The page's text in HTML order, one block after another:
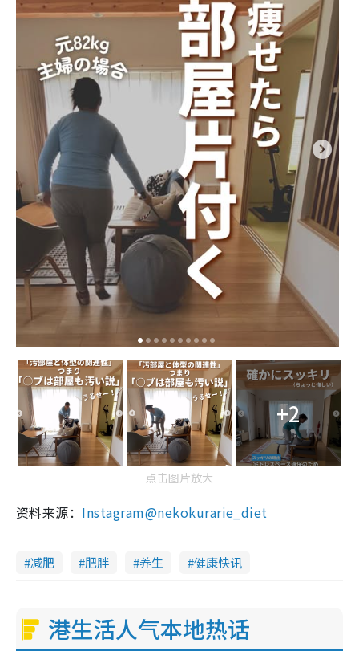
+2
点击图片放大
资料来源： Instagram@nekokurarie_diet
减肥 肥胖 养生 健康快讯
港生活人气本地热话